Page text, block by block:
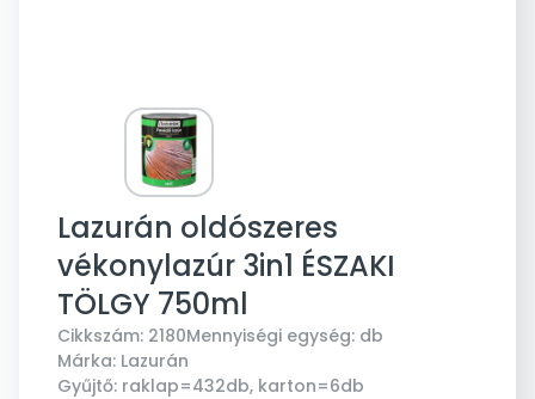
Lazurán oldószeres
vékonylazúr 3in1 ÉSZAKI
TÖLGY 750ml
Cikkszám: 2180Mennyiségi egység: db
Márka: Lazurán
Gyűjtő: raklap=432db, karton=6db